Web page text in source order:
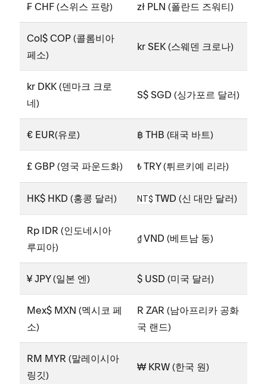
₣ CHF (스위스 프랑) zł PLN (폴란드 즈워티)
Col$ COP (콜롬비아
페소)
kr SEK (스웨덴 크로나)
kr DKK (덴마크 크로
네)
S$ SGD (싱가포르 달러)
€ EUR(유로) ฿ THB (태국 바트)
£ GBP (영국 파운드화) ₺ TRY (튀르키예 리라)
HK$ HKD (홍콩 달러) NT$ TWD (신 대만 달러)
Rp IDR (인도네시아
루피아)
₫VND (베트남 동)
¥ JPY (일본 엔) $ USD (미국 달러)
Mex$ MXN (멕시코 페
소)
R ZAR (남아프리카 공화
국 랜드)
RM MYR (말레이시아
링깃)
₩ KRW (한국 원)